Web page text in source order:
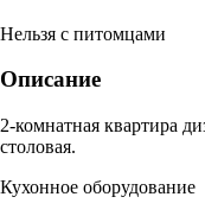
Нельзя с питомцами
Описание
2-комнатная квартира
столовая.
Кухонное оборудование